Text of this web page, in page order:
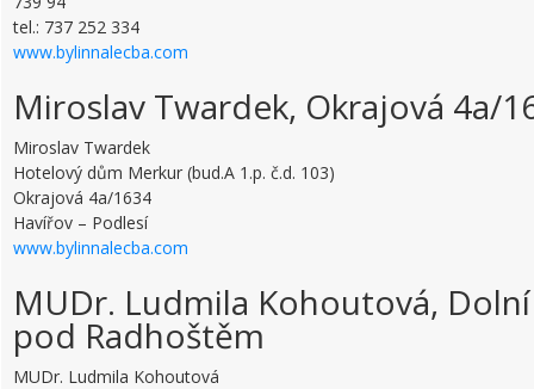
tel.: 737 252 334
www.bylinnalecba.com
Miroslav Twardek, Okrajová 4a/
Miroslav Twardek
Hotelový dům Merkur (bud.A 1.p. č.d. 103)
Okrajová 4a/1634
Havířov – Podlesí
www.bylinnalecba.com
MUDr. Ludmila Kohoutová,
pod Radhoštěm
MUDr. Ludmila Kohoutová